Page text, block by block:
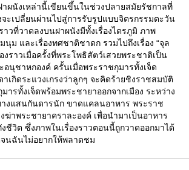
นังเหล่านี้เขียนขึ้นในช่วงปลายสมัยรัชกาลที่
ะเปลี่ยนผ่านไปสู่การรับรูปแบบจิตรกรรมตะวัน
าวที่วาดลงบนฝาผนังมีทั้งเรื่องไตรภูมิ ภาพ
ม และเรื่องทศชาติชาดก รวมไปถึงเรื่อง “จุล
งราวเมื่อครั้งที่พระโพธิสัตว์เสวยพระชาติเป็น
นุชาหกองค์ ครั้นเมื่อพระราชกุมารทั้งเจ็ด
เกิดระแวงเกรงว่าลูกๆ จะคิดร้ายชิงราชสมบัติ
ารทั้งเจ็ดพร้อมพระชายาออกจากเมือง ระหว่าง
งแสนกันดารนัก ขาดแคลนอาหาร พระราช
ฆ่าพระชายาคราละองค์ เพื่อนำมาเป็นอาหาร
วิต ซึ่งภาพในเรื่องราวตอนนี้ถูกวาดออกมาได้
นฉันไม่อยากให้พลาดชม